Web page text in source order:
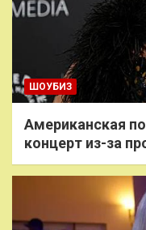
ШОУБИЗ
Американская
концерт из-за